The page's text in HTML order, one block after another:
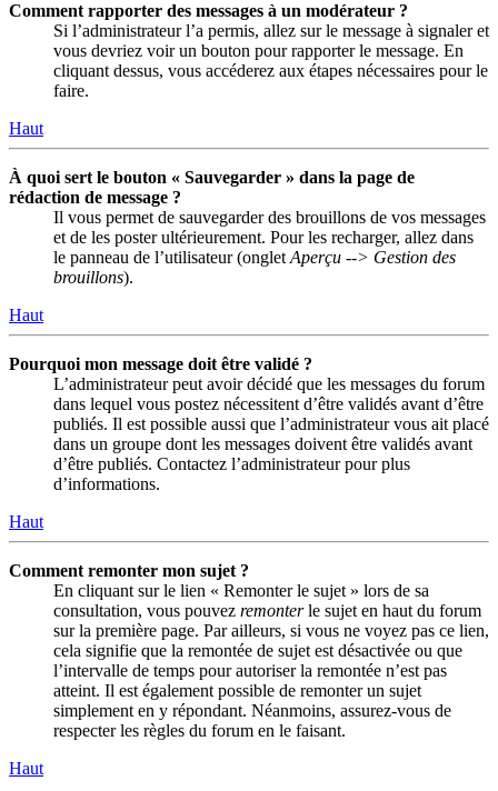
Comment rapporter des messages à un modérateur ?
Si l’administrateur l’a permis, allez sur le message à signaler et
vous devriez voir un bouton pour rapporter le message. En
cliquant dessus, vous accéderez aux étapes nécessaires pour le
faire.
Haut
À quoi sert le bouton « Sauvegarder » dans la page de
rédaction de message ?
Il vous permet de sauvegarder des brouillons de vos messages
et de les poster ultérieurement. Pour les recharger, allez dans
le panneau de l’utilisateur (onglet Aperçu --> Gestion des
brouillons).
Haut
Pourquoi mon message doit être validé ?
L’administrateur peut avoir décidé que les messages du forum
dans lequel vous postez nécessitent d’être validés avant d’être
publiés. Il est possible aussi que l’administrateur vous ait placé
dans un groupe dont les messages doivent être validés avant
d’être publiés. Contactez l’administrateur pour plus
d’informations.
Haut
Comment remonter mon sujet ?
En cliquant sur le lien « Remonter le sujet » lors de sa
consultation, vous pouvez remonterle sujet en haut du forum
sur la première page. Par ailleurs, si vous ne voyez pas ce lien,
cela signifie que la remontée de sujet est désactivée ou que
l’intervalle de temps pour autoriser la remontée n’est pas
atteint. Il est également possible de remonter un sujet
simplement en y répondant. Néanmoins, assurez-vous de
respecter les règles du forum en le faisant.
Haut